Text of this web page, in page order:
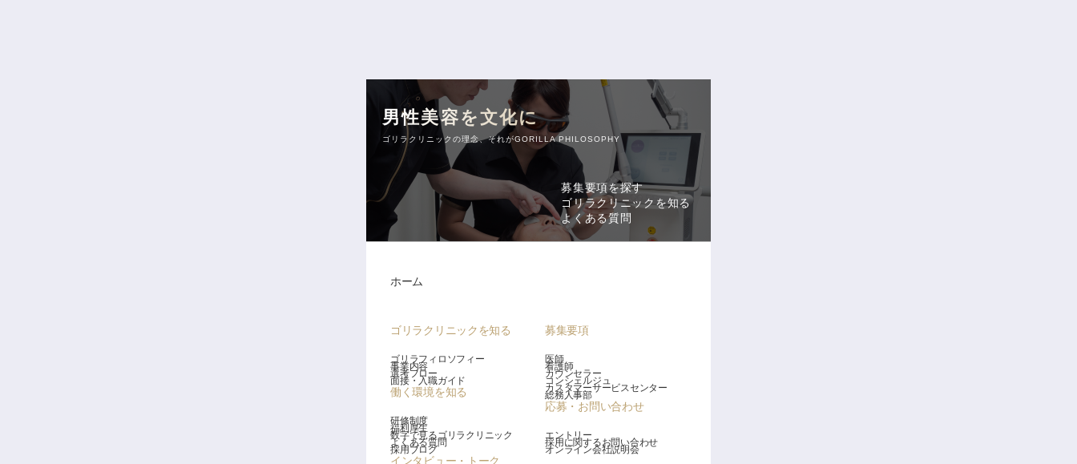
男性美容を文化に
ゴリラクリニックの理念、それがGORILLA PHILOSOPHY
募集要項を探す
ゴリラクリニックを知る
よくある質問
ホーム
ゴリラクリニックを知る
ゴリラフィロソフィー
事業内容
選考フロー
面接・入職ガイド
働く環境を知る
研修制度
福利厚生
数字で見るゴリラクリニック
よくある質問
採用ブログ
インタビュー・トーク
募集要項
医師
看護師
カウンセラー
コンシェルジュ
カスタマーサービスセンター
総務人事部
応募・お問い合わせ
エントリー
採用に関するお問い合わせ
オンライン会社説明会